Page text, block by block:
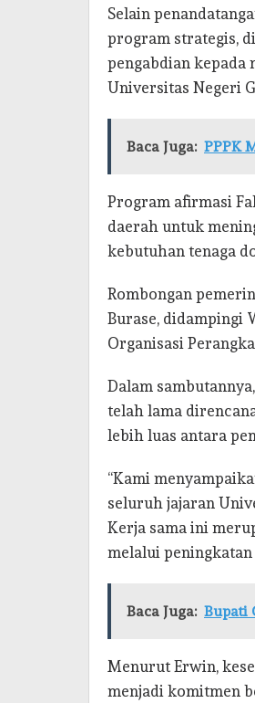
Selain
program strategis,
pengabdian kepada
Universitas Negeri
Baca Juga: PPPK
Program afirmasi
daerah untuk
kebutuhan tenaga
Rombongan
Burase, didampingi
Organisasi
Dalam
telah lama
lebih luas antara
“Kami
seluruh jajaran
Kerja sama ini
melalui peningkatan
Baca Juga: Bupati
Menurut Erwin,
menjadi komitmen